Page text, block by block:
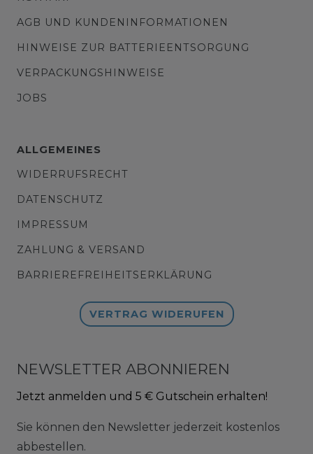
AGB UND KUNDENINFORMATIONEN
HINWEISE ZUR BATTERIEENTSORGUNG
VERPACKUNGSHINWEISE
JOBS
ALLGEMEINES
WIDERRUFSRECHT
DATENSCHUTZ
IMPRESSUM
ZAHLUNG & VERSAND
BARRIEREFREIHEITSERKLÄRUNG
VERTRAG WIDERUFEN
NEWSLETTER ABONNIEREN
Jetzt anmelden und 5 € Gutschein erhalten!
Sie können den Newsletter jederzeit kostenlos
abbestellen.